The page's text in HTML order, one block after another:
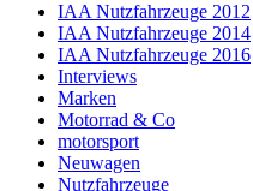
IAA Nutzfahrzeuge 2012
IAA Nutzfahrzeuge 2014
IAA Nutzfahrzeuge 2016
Interviews
Marken
Motorrad & Co
motorsport
Neuwagen
Nutzfahrzeuge